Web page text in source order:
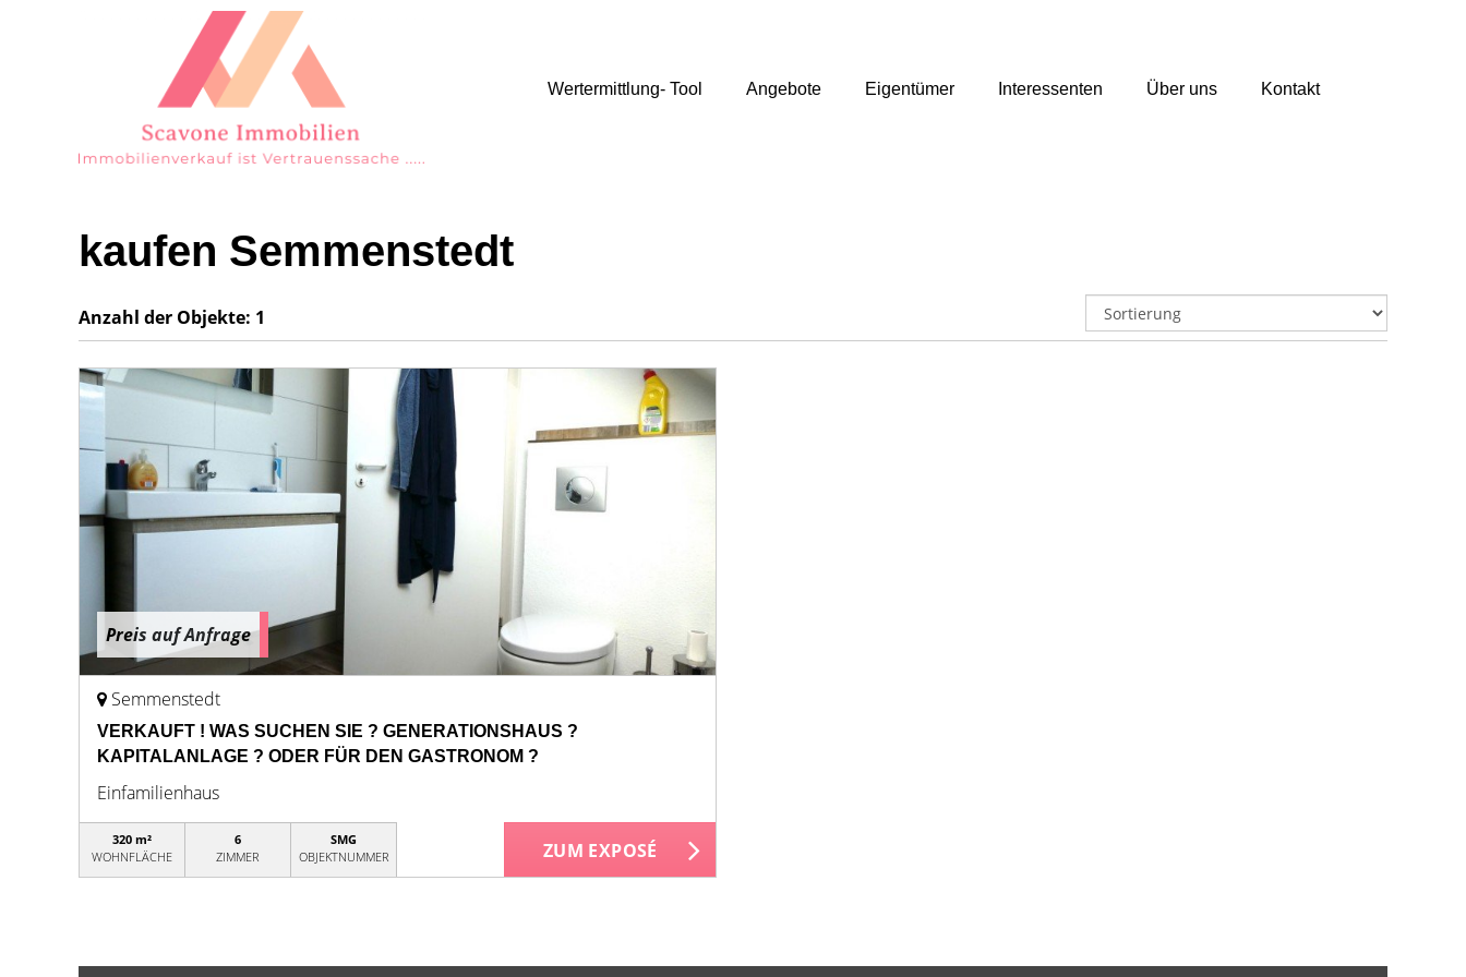
Wertermittlung- Tool Angebote Eigentümer Interessenten Über uns Kontakt
kaufen Semmenstedt
Anzahl der Objekte: 1
Preis auf Anfrage
Semmenstedt
VERKAUFT ! WAS SUCHEN SIE ? GENERATIONSHAUS ?
KAPITALANLAGE ? ODER FÜR DEN GASTRONOM ?
Einfamilienhaus
320 m²
WOHNFLÄCHE
6
ZIMMER
SMG
OBJEKTNUMMER
ZUM EXPOSÉ